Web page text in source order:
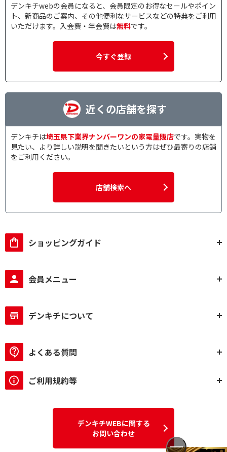
デンキチwebの会員になると、会員限定のお得なセールやポイン
ト、新商品のご案内、その他便利なサービスなどの特典をご利用
いただけます。入会費・年会費は無料です。
今すぐ登録
近くの店舗を探す
デンキチは埼玉県下業界ナンバーワンの家電量販店です。実物を
見たい、より詳しい説明を聞きたいという方はぜひ最寄りの店舗
をご利用ください。
店舗検索へ
ショッピングガイド
会員メニュー
デンキチについて
よくある質問
ご利用規約等
デンキチWEBに関する
お問い合わせ